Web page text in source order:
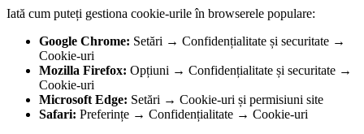
Iată cum puteți gestiona cookie-urile în browserele populare:
Google Chrome: Setări → Confidențialitate și securitate →
Cookie-uri
Mozilla Firefox: Opțiuni → Confidențialitate și securitate →
Cookie-uri
Microsoft Edge: Setări → Cookie-uri și permisiuni site
Safari: Preferințe → Confidențialitate → Cookie-uri